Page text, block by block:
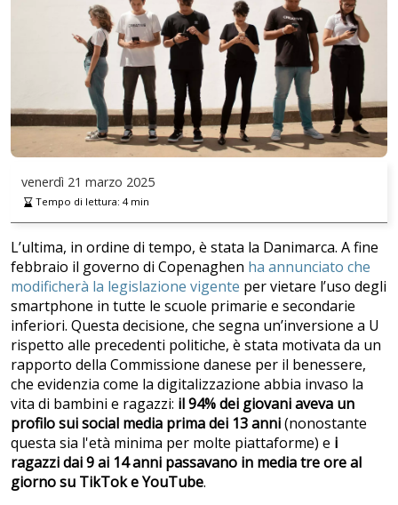
venerdì 21 marzo 2025
Tempo di lettura: 4min
L’ultima, in ordine di tempo, è stata la Danimarca. A fine
febbraio il governo di Copenaghen ha annunciato che
modificherà la legislazione vigente per vietare l’uso degli
smartphone in tutte le scuole primarie e secondarie
inferiori. Questa decisione, che segna un’inversione a U
rispetto alle precedenti politiche, è stata motivata da un
rapporto della Commissione danese per il benessere,
che evidenzia come la digitalizzazione abbia invaso la
vita di bambini e ragazzi: il 94% dei giovani aveva un
profilo sui social media prima dei 13 anni(nonostante
questa sia l'età minima per molte piattaforme) e i
ragazzi dai 9 ai 14 anni passavano in media tre ore al
giorno su TikTok e YouTube.